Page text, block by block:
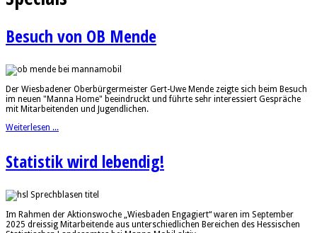
Besuch von OB Mende
Der Wiesbadener Oberbürgermeister Gert-Uwe Mende zeigte sich beim Besuch
im neuen "Manna Home" beeindruckt und führte sehr interessiert Gespräche
mit Mitarbeitenden und Jugendlichen.
Weiterlesen ...
Statistik wird lebendig!
Im Rahmen der Aktionswoche „Wiesbaden Engagiert“ waren im September
2025 dreissig Mitarbeitende aus unterschiedlichen Bereichen des Hessischen